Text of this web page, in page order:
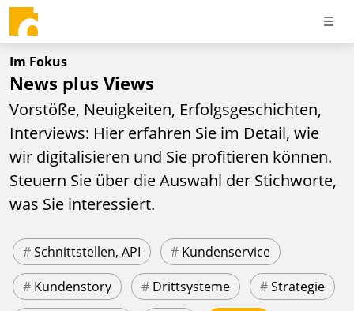
Im Fokus
News plus Views
Vorstöße, Neuigkeiten, Erfolgsgeschichten,
Interviews: Hier erfahren Sie im Detail, wie
wir digitalisieren und Sie profitieren können.
Steuern Sie über die Auswahl der Stichworte,
was Sie interessiert.
#Schnittstellen, API # Kundenservice
# Kundenstory # Drittsysteme #Strategie